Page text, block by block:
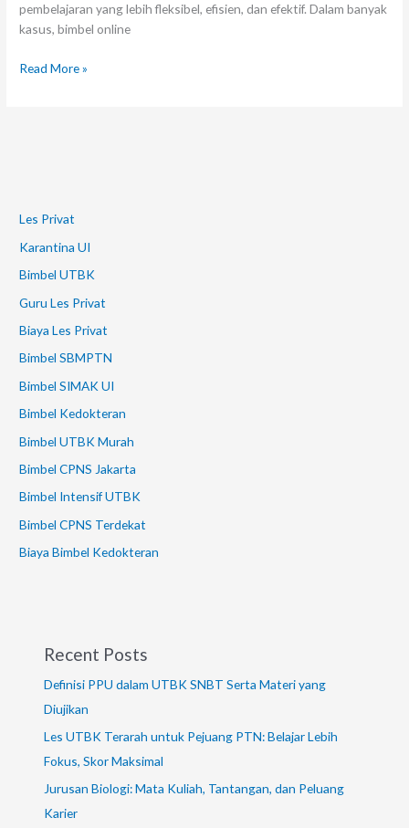
pembelajaran yang lebih fleksibel, efisien, dan efektif. Dalam banyak
kasus, bimbel online
Read More »
Les Privat
Karantina UI
Bimbel UTBK
Guru Les Privat
Biaya Les Privat
Bimbel SBMPTN
Bimbel SIMAK UI
Bimbel Kedokteran
Bimbel UTBK Murah
Bimbel CPNS Jakarta
Bimbel Intensif UTBK
Bimbel CPNS Terdekat
Biaya Bimbel Kedokteran
Recent Posts
Definisi PPU dalam UTBK SNBT Serta Materi yang
Diujikan
Les UTBK Terarah untuk Pejuang PTN: Belajar Lebih
Fokus, Skor Maksimal
Jurusan Biologi: Mata Kuliah, Tantangan, dan Peluang
Karier